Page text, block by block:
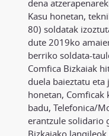
dena
Kasu honetan,
80) soldatak
dute 2019ko
berriko soldata-
Comfica Bizkaiak
duela baieztatu eta
honetan, Comficak
badu, Telefonica/
erantzule solidario
Bizkaiako